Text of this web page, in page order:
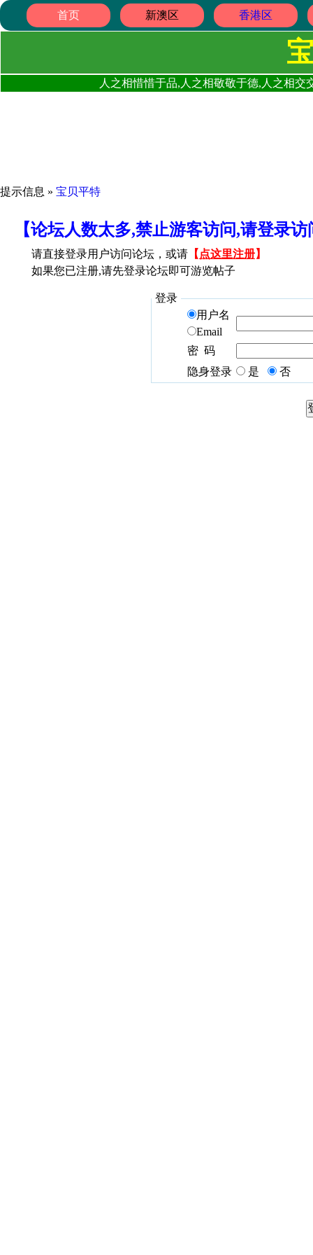
首页 新澳区 香港区
人之相惜惜于品,人之相敬敬于德,人之相
提示信息 » 宝贝平特
【论坛人数太多,禁止游客访问,请登录
请直接登录用户访问论坛，或请 【 点这里注册】
如果您已注册,请先登录论坛即可游览帖子
登录
用户名
Email
密 码
隐身登录
是 否